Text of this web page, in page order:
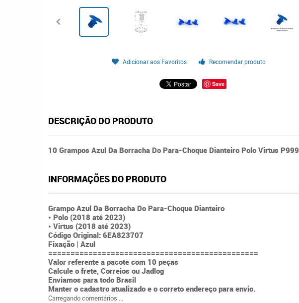
Adicionar aos Favoritos Recomendar produto
Save
DESCRIÇÃO DO PRODUTO
10 Grampos Azul Da Borracha Do Para-Choque Dianteiro Polo Virtus P999
INFORMAÇÕES DO PRODUTO
Grampo Azul Da Borracha Do Para-Choque Dianteiro
• Polo (2018 até 2023)
• Virtus (2018 até 2023)
Código Original: 6EA823707
Fixação | Azul
===============================================
Valor referente a pacote com 10 peças
Calcule o frete, Correios ou Jadlog
Enviamos para todo Brasil
Manter o cadastro atualizado e o correto endereço para envio.
Carregando comentários ...